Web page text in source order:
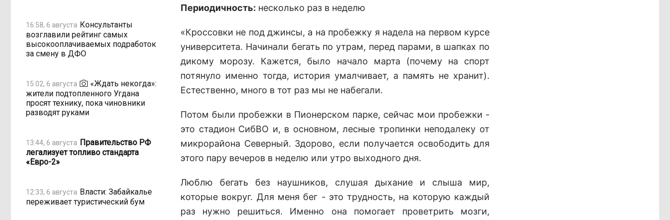
16:58, 6 августа Консультанты
возглавили рейтинг самых
высокооплачиваемых подработок
за смену в ДФО
15:02, 6 августа
«Ждать некогда»:
жители подтопленного Угдана
просят технику, пока чиновники
разводят руками
13:44, 6 августа Правительство РФ
легализует топливо стандарта
«Евро-2»
12:33, 6 августа Власти: Забайкалье
переживает туристический бум
Периодичность: несколько раз в неделю
«Кроссовки не под джинсы, а на пробежку я надела на первом курсе
университета. Начинали бегать по утрам, перед парами, в шапках по
дикому морозу. Кажется, было начало марта (почему на спорт
потянуло именно тогда, история умалчивает, а память не хранит).
Естественно, много в тот раз мы не набегали.
Потом были пробежки в Пионерском парке, сейчас мои пробежки -
это стадион СибВО и, в основном, лесные тропинки неподалеку от
микрорайона Северный. Здорово, если получается освободить для
этого пару вечеров в неделю или утро выходного дня.
Люблю бегать без наушников, слушая дыхание и слыша мир,
которые вокруг. Для меня бег - это трудность, на которую каждый
раз нужно решиться. Именно она помогает проветрить мозги,